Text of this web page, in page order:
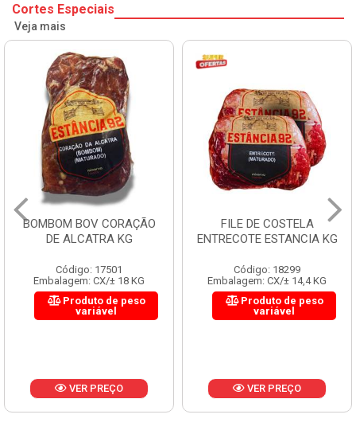
Cortes Especiais
Veja mais
BOMBOM BOV CORAÇÃO
DE ALCATRA KG
Código: 17501
Embalagem: CX/± 18 KG
Produto de peso
variável
VER PREÇO
FILE DE COSTELA
ENTRECOTE ESTANCIA KG
Código: 18299
Embalagem: CX/± 14,4 KG
Produto de peso
variável
VER PREÇO